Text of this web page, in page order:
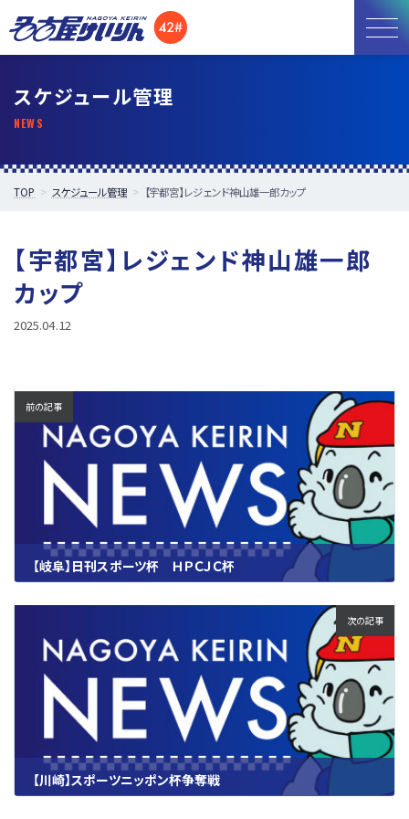
開催日程
施設紹介
所属選手
スケジュール管理
TOP スケジュール管理 【宇都宮】レジェンド神山雄一郎カップ
【宇都宮】レジェンド神山雄一郎
カップ
2025.04.12
前の記事
【岐阜】日刊スポーツ杯 ＨＰＣＪＣ杯
次の記事
【川崎】スポーツニッポン杯争奪戦